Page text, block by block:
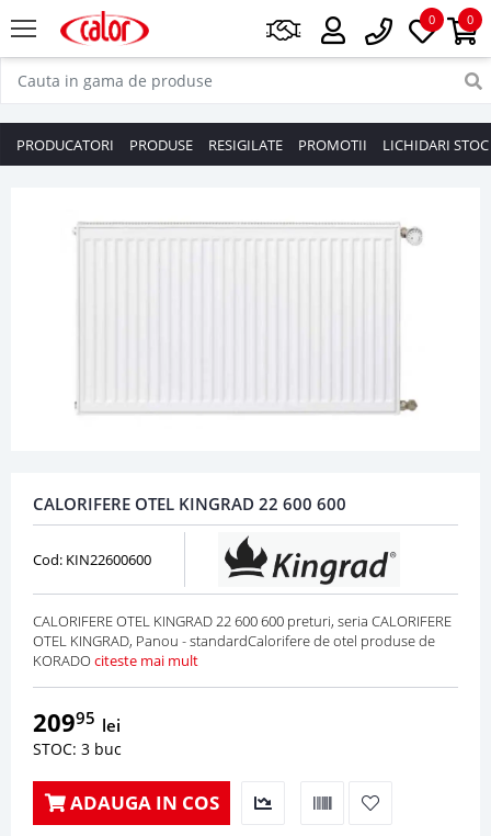
0
0
PRODUCATORI PRODUSE RESIGILATE PROMOTII LICHIDARI STOC
CALORIFERE OTEL KINGRAD 22 600 600
Cod: KIN22600600
CALORIFERE OTEL KINGRAD 22 600 600 preturi, seria CALORIFERE
OTEL KINGRAD, Panou - standardCalorifere de otel produse de
KORADO citeste mai mult
20995 lei
STOC: 3 buc
ADAUGA IN COS